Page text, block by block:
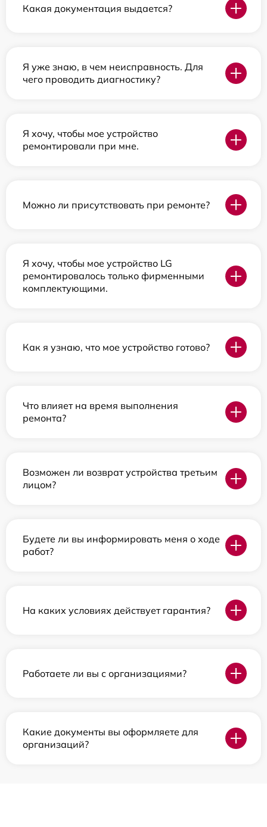
Какая документация выдается?
Я уже знаю, в чем неисправность. Для
чего проводить диагностику?
Я хочу, чтобы мое устройство
ремонтировали при мне.
Можно ли присутствовать при ремонте?
Я хочу, чтобы мое устройство LG
ремонтировалось только фирменными
комплектующими.
Как я узнаю, что мое устройство готово?
Что влияет на время выполнения
ремонта?
Возможен ли возврат устройства третьим
лицом?
Будете ли вы информировать меня о ходе
работ?
На каких условиях действует гарантия?
Работаете ли вы с организациями?
Какие документы вы оформляете для
организаций?